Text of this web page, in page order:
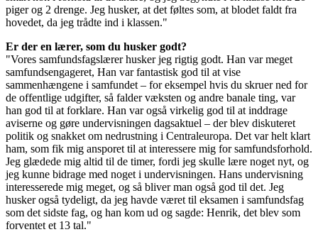
piger og 2 drenge. Jeg husker, at det føltes som, at blodet faldt fra
hovedet, da jeg trådte ind i klassen."
Er der en lærer, som du husker godt?
"Vores samfundsfagslærer husker jeg rigtig godt. Han var meget
samfundsengageret, Han var fantastisk god til at vise
sammenhængene i samfundet – for eksempel hvis du skruer ned for
de offentlige udgifter, så falder væksten og andre banale ting, var
han god til at forklare. Han var også virkelig god til at inddrage
aviserne og gøre undervisningen dagsaktuel – der blev diskuteret
politik og snakket om nedrustning i Centraleuropa. Det var helt klart
ham, som fik mig ansporet til at interessere mig for samfundsforhold.
Jeg glædede mig altid til de timer, fordi jeg skulle lære noget nyt, og
jeg kunne bidrage med noget i undervisningen. Hans undervisning
interesserede mig meget, og så bliver man også god til det. Jeg
husker også tydeligt, da jeg havde været til eksamen i samfundsfag
som det sidste fag, og han kom ud og sagde: Henrik, det blev som
forventet et 13 tal."